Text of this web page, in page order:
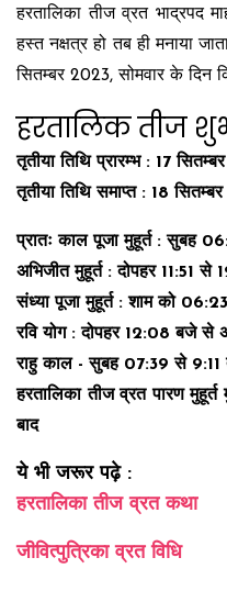
हरतालिका तीज व्रत भाद्रपद
हस्त नक्षत्र हो तब ही मनाया
सितम्बर 2023, सोमवार के दिन
हरतालिक तीज
तृतीया तिथि प्रारम्भ : 17
तृतीया तिथि समाप्त : 18
प्रातः काल पूजा मुहूर्त : सुबह
अभिजीत मुहूर्त : दोपहर 11:51
संध्या पूजा मुहूर्त : शाम को
रवि योग : दोपहर 12:08 बजे
राहु काल - सुबह 07:39 से
हरतालिका तीज व्रत पारण
बाद
ये भी जरूर पढ़े :
हरतालिका तीज व्रत कथा
जीवित्पुत्रिका व्रत विधि